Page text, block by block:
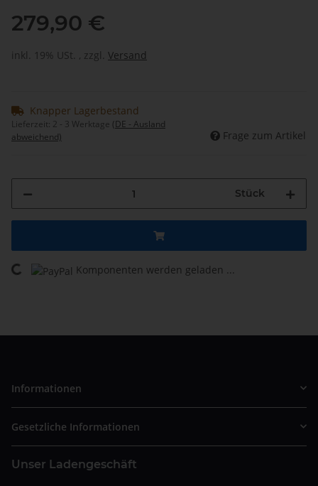
279,90 €
inkl. 19% USt. , zzgl. Versand
Knapper Lagerbestand
Lieferzeit: 2 - 3 Werktage (DE - Ausland
abweichend)
Frage zum Artikel
Stück
Loading... Komponenten werden geladen ...
Informationen
Gesetzliche Informationen
Unser Ladengeschäft